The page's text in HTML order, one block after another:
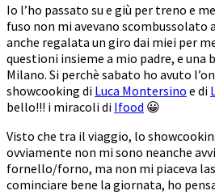
Io l’ho passato su e giù per treno e
fuso non mi avevano scombussolato
anche regalata un giro dai miei per
questioni insieme a mio padre, e una
Milano. Si perchè sabato ho avuto
showcooking di Luca Montersino e di
bello!!! i miracoli di Ifood 😀
Visto che tra il viaggio, lo
ovviamente non mi sono neanche
fornello/forno, ma non mi piaceva
cominciare bene la giornata, ho